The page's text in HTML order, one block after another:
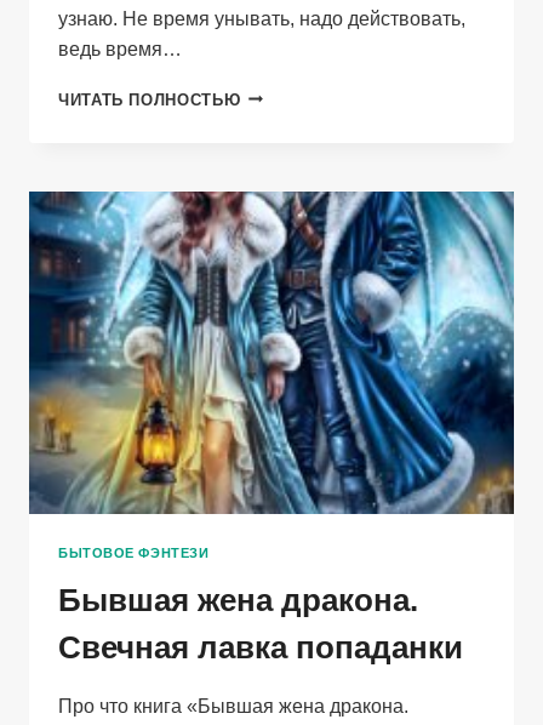
узнаю. Не время унывать, надо действовать,
ведь время…
ЧИТАТЬ ПОЛНОСТЬЮ И
НАЙТИ
И
НЕ
ПОТЕРЯТЬ
БЫТОВОЕ ФЭНТЕЗИ
Бывшая жена дракона.
Свечная лавка попаданки
Про что книга «Бывшая жена дракона.